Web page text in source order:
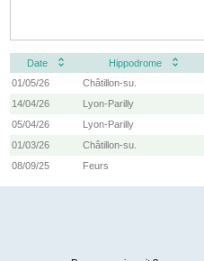
Date Hippodrome
01/05/26
Châtillon-su.
14/04/26
Lyon-Parilly
05/04/26
Lyon-Parilly
01/03/26
Châtillon-su.
08/09/25
Feurs